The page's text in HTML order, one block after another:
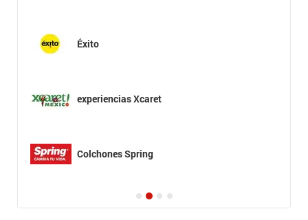
Éxito
experiencias Xcaret
Colchones Spring